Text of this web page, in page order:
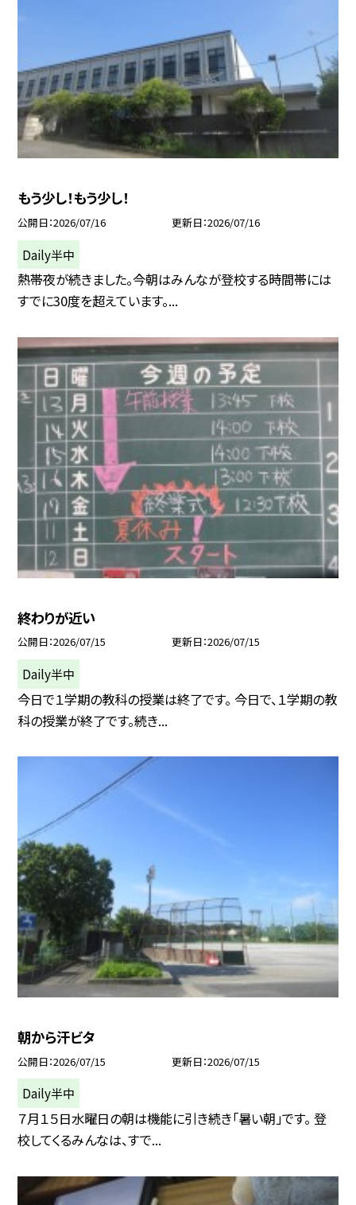
もう少し！もう少し！
公開日 2026/07/16 更新日 2026/07/16
Daily半中
熱帯夜が続きました。今朝はみんなが登校する時間帯には
すでに30度を超えています。...
終わりが近い
公開日 2026/07/15 更新日 2026/07/15
Daily半中
今日で１学期の教科の授業は終了です。 今日で、１学期の教
科の授業が終了です。続き...
朝から汗ビタ
公開日 2026/07/15 更新日 2026/07/15
Daily半中
７月１５日水曜日の朝は機能に引き続き「暑い朝」です。 登
校してくるみんなは、すで...